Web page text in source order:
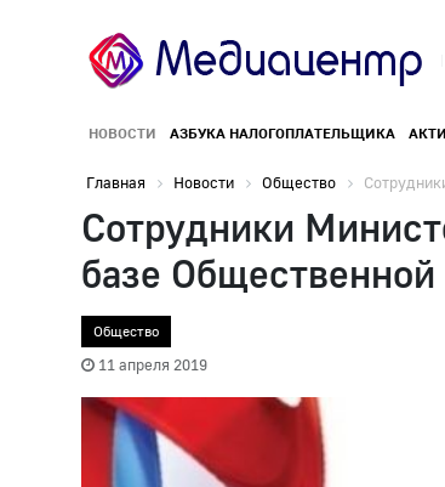
НОВОСТИ АЗБУКА НАЛОГОПЛАТЕЛЬЩИКА
Главная Новости Общество
Сотрудники
базе
Общество
11 апреля 2019